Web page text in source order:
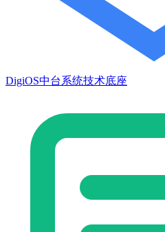
DigiOS中台系统技术底座